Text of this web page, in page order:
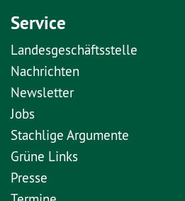
Service
Landesgeschäftsstelle
Nachrichten
Newsletter
Jobs
Stachlige Argumente
Grüne Links
Presse